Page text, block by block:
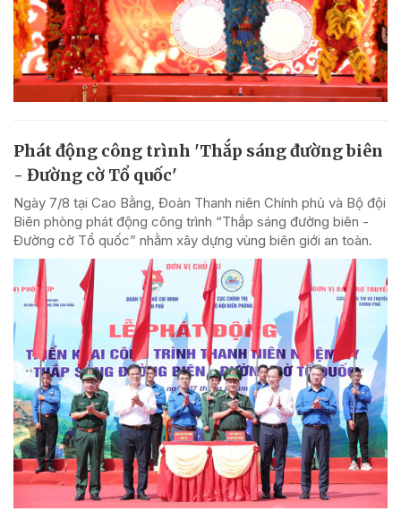
Phát động công trình 'Thắp sáng đường biên
- Đường cờ Tổ quốc'
Ngày 7/8 tại Cao Bằng, Đoàn Thanh niên Chính phủ và Bộ đội
Biên phòng phát động công trình “Thắp sáng đường biên -
Đường cờ Tổ quốc” nhằm xây dựng vùng biên giới an toàn.